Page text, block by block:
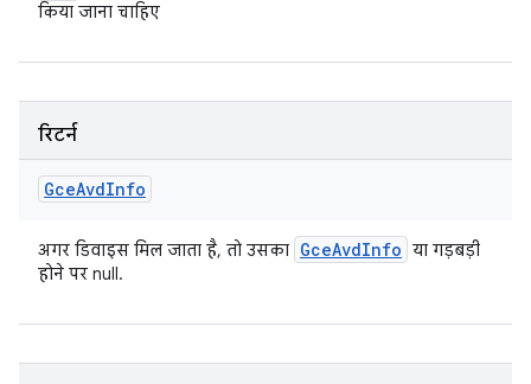
किया जाना चाहिए
रिटर्न
GceAvdInfo
अगर डिवाइस मिल जाता है, तो उसका GceAvdInfo या गड़बड़ी
होने पर null.